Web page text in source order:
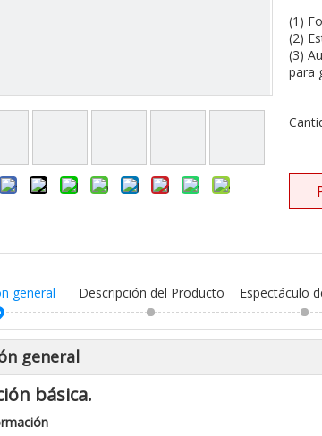
Piezas de repuesto para maquinaria de
(1)
(2)
(3)
para
general Descripción del Producto Espectáculo
general
básica.